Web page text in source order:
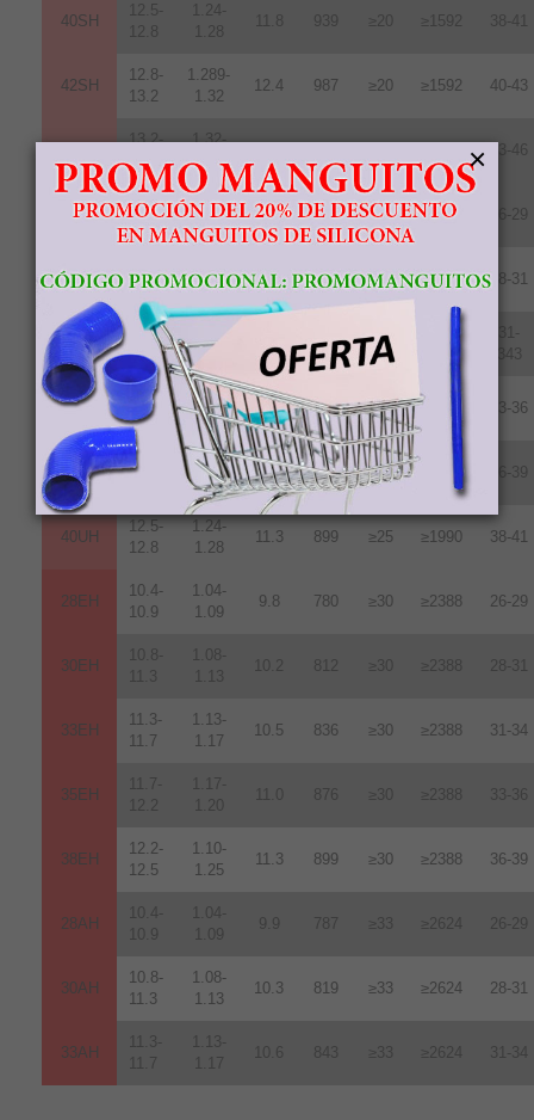
40SH
12.5-
12.8
1.24-
1.28
11.8 939 ≥20 ≥1592 38-41
42SH
12.8-
13.2
1.289-
1.32
12.4 987 ≥20 ≥1592 40-43
13.2-
13.8
1.32-
1.38
43-46
28UH
10.2-
10.8
1.02-
1.08
9.6 764 ≥25 ≥1990 26-29
30UH
10.8-
11.3
1.08-
1.13
10.2 812 ≥25 ≥1990 28-31
33UH
11.3-
11.7
1.13-
1.17
10.7 852 ≥25 ≥1990
31-
343
35UH
11.8-
12.2
1.18-
1.22
10.8 860 ≥25 ≥1990 33-36
38UH
12.2-
1.22-
1.25
11.0 876 ≥25 ≥1990 36-39
40UH
12.5-
12.8
1.24-
1.28
11.3 899 ≥25 ≥1990 38-41
28EH
10.4-
10.9
1.04-
1.09
9.8 780 ≥30 ≥2388 26-29
30EH
10.8-
11.3
1.08-
1.13
10.2 812 ≥30 ≥2388 28-31
33EH
11.3-
11.7
1.13-
1.17
10.5 836 ≥30 ≥2388 31-34
35EH
11.7-
12.2
1.17-
1.20
11.0 876 ≥30 ≥2388 33-36
38EH
12.2-
12.5
1.10-
1.25
11.3 899 ≥30 ≥2388 36-39
28AH
10.4-
10.9
1.04-
1.09
9.9 787 ≥33 ≥2624 26-29
30AH
10.8-
11.3
1.08-
1.13
10.3 819 ≥33 ≥2624 28-31
33AH
11.3-
11.7
1.13-
1.17
10.6 843 ≥33 ≥2624 31-34
×